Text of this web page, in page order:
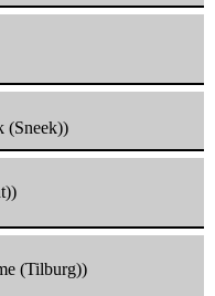
(Sneek))
(Tilburg))